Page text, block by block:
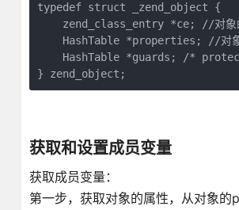
typedef struct _zend_object {
zend_class_entry *ce; //对象
HashTable *properties; //对
HashTable *guards; /*
} zend_object;
获取和设置成员变量
获取成员变量：
第一步，获取对象的属性，从对象